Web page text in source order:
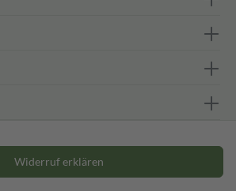
Widerruf erklären